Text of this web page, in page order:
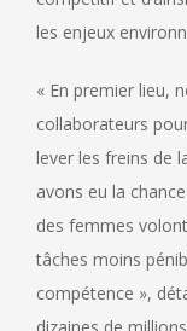
les enjeux
« En premier lieu,
collaborateurs
lever les freins de
avons eu la
des femmes
tâches moins
compétence »,